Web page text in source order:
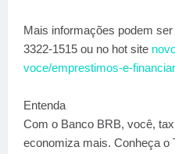
Mais informações podem
3322-1515 ou no hot site
voce/emprestimos-e-
Entenda
Com o Banco BRB, você,
economiza mais. Conheça o